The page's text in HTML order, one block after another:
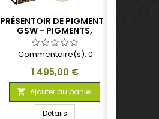
PRÉSENTOIR DE PIGMENTS
GSW - PIGMENTS,
POUDRES, TEXTURES ET
EFFETS
Commentaire(s): 0
Prix
1 495,00 €
 Ajouter au panier
Détails